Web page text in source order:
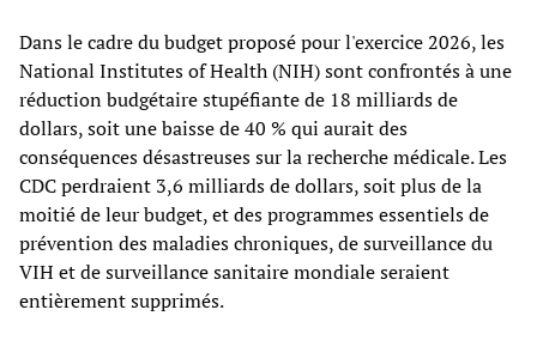
Dans le cadre du budget proposé pour l'exercice 2026, les
National Institutes of Health (NIH) sont confrontés à une
réduction budgétaire stupéfiante de 18 milliards de
dollars, soit une baisse de 40 % qui aurait des
conséquences désastreuses sur la recherche médicale. Les
CDC perdraient 3,6 milliards de dollars, soit plus de la
moitié de leur budget, et des programmes essentiels de
prévention des maladies chroniques, de surveillance du
VIH et de surveillance sanitaire mondiale seraient
entièrement supprimés.